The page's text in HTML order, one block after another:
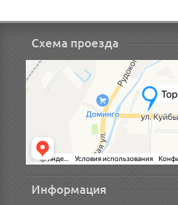
Схема проезда
Информация